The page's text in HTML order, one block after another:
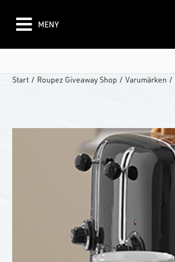
MENY
Start / Roupez Giveaway Shop / Varumärken /